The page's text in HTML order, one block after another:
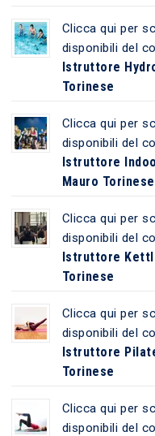
Clicca qui per
disponibili del
Istruttore
Torinese
Clicca qui per
disponibili del
Istruttore
Mauro Torinese
Clicca qui per
disponibili del
Istruttore
Torinese
Clicca qui per
disponibili del
Istruttore
Torinese
Clicca qui per
disponibili del